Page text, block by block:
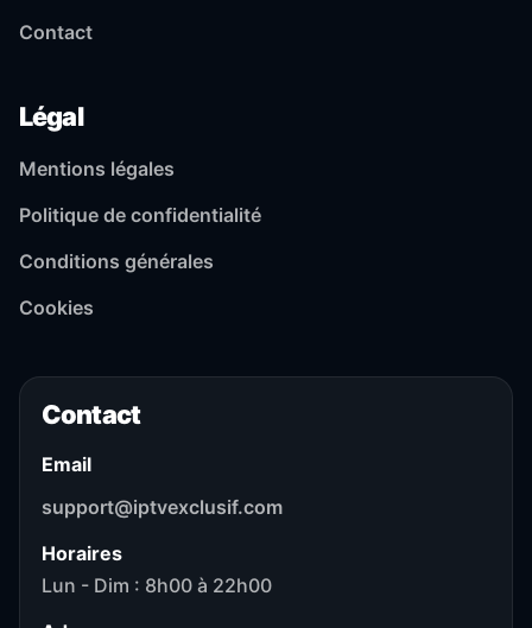
Contact
Légal
Mentions légales
Politique de confidentialité
Conditions générales
Cookies
Contact
Email
support@iptvexclusif.com
Horaires
Lun - Dim : 8h00 à 22h00